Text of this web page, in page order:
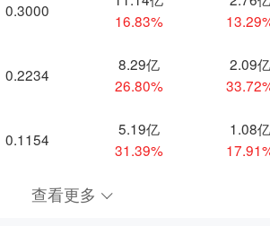
0.3000
16.83%
0.2234
8.29亿
26.80%
2.09亿
0.1154
5.19亿
31.39%
1.08亿
查看更多